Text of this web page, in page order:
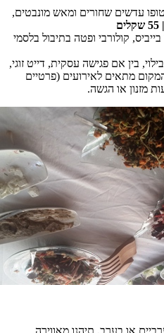
שחורים ומאש מונבטים,
ופטה בתיבול בלסמי
אם פגישה עסקית, דייט זוגי,
לאירועים (פרטיים
תיהנו מאווירה